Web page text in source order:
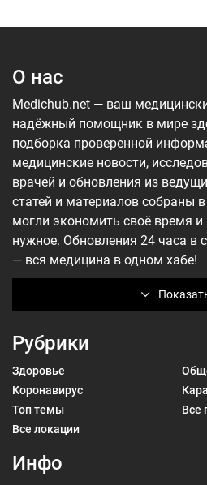
О нас
Medichub.net — ваш
надёжный помощник в мире
подборка проверенной
медицинские новости,
врачей и обновления из
статей и материалов собраны
могли экономить своё время
нужное. Обновления 24 часа в
— вся медицина в одном хабе!
Рубрики
Здоровье
Коронавирус
Топ темы
Все
Все локации
Инфо